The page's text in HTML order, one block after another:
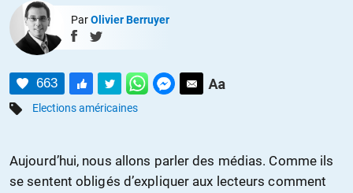
ParOlivier Berruyer
663
Elections américaines
Aujourd’hui, nous allons parler des médias. Comme ils
se sentent obligés d’expliquer aux lecteurs comment